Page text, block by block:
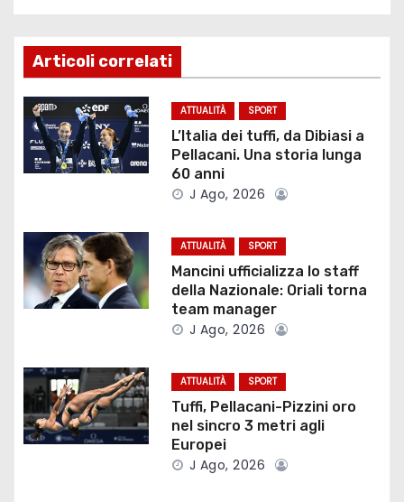
g
a
z
i
n
e
a
t
i
Articoli correlati
ATTUALITÀ SPORT
L’Italia dei tuffi, da Dibiasi a
Pellacani. Una storia lunga
60 anni
J Ago, 2026
ATTUALITÀ SPORT
Mancini ufficializza lo staff
della Nazionale: Oriali torna
team manager
J Ago, 2026
ATTUALITÀ SPORT
Tuffi, Pellacani-Pizzini oro
nel sincro 3 metri agli
Europei
J Ago, 2026